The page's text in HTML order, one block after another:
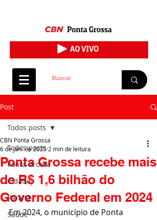
Post
Todos posts
Ponta Grossa
Cidade
Paraná
Saúde
Todos posts
Ponta Grossa recebe mais
de R$ 1,6 bilhão do
Governo Federal em 2024
CBN Ponta Grossa
6 de jan. de 2025 2 min de leitura
Em 2024, o município de Ponta